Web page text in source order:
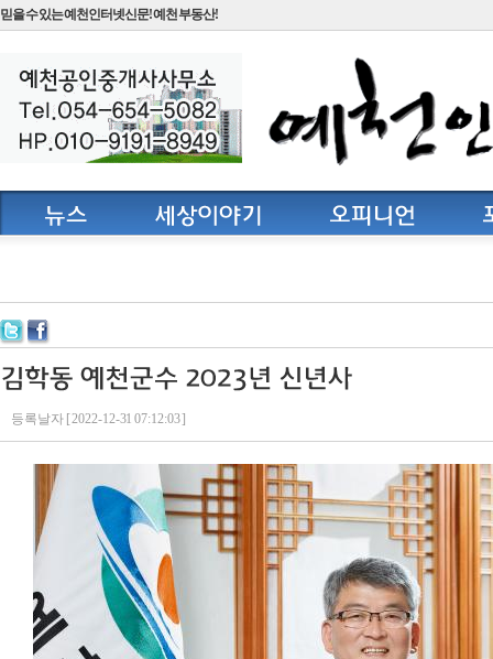
믿을 수 있는 예천인터넷신문! 예천 부동산!
등록날자 [ 2022-12-31 07:12:03 ]